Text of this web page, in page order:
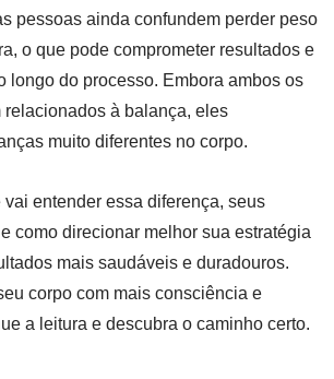
pessoas ainda confundem perder peso
o que pode comprometer resultados e
longo do processo. Embora ambos os
relacionados à balança, eles
muito diferentes no corpo.
vai entender essa diferença, seus
como direcionar melhor sua estratégia
mais saudáveis e duradouros.
corpo com mais consciência e
a leitura e descubra o caminho certo.